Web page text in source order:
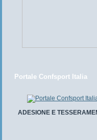
Portale Confsport Italia
ADESIONE E